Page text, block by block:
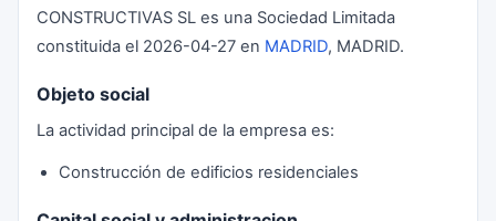
CONSTRUCTIVAS SL es una Sociedad Limitada
constituida el 2026-04-27 en MADRID, MADRID.
Objeto social
La actividad principal de la empresa es:
Construcción de edificios residenciales